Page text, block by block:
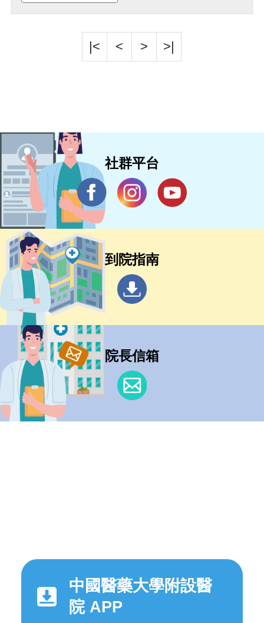
|< < > >|
社群平台
到院指南
院長信箱
中國醫藥大學附設醫
院 APP